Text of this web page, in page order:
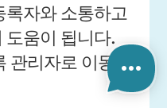
록자와 소통하고
도움이 됩니다.
관리자로 이동합